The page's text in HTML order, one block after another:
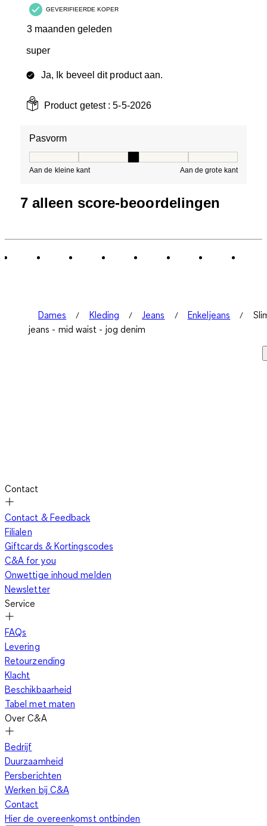
GEVERIFIEERDE KOPER
3 maanden geleden
super
Ja, Ik beveel dit product aan.
Product getest :5-5-2026
Pasvorm
Aan de kleine kant Aan de grote kant
7 alleen score-beoordelingen
Dames Kleding Jeans Enkeljeans
jeans - mid waist - jog denim
Contact
Contact & Feedback
Filialen
Giftcards & Kortingscodes
C&A for you
Onwettige inhoud melden
Newsletter
Service
FAQs
Levering
Retourzending
Klacht
Beschikbaarheid
Tabel met maten
Over C&A
Bedrijf
Duurzaamheid
Persberichten
Werken bij C&A
Contact
Hier de overeenkomst ontbinden